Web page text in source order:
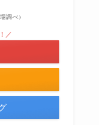
調べ）
／